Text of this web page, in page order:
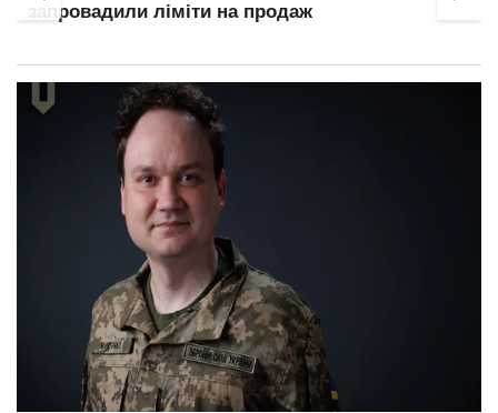
зруйнована ТЕЦ досі не відновлена